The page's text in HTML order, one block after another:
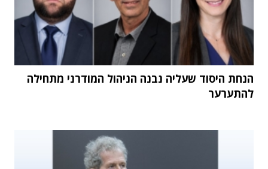
הנחת היסוד שעליה נבנה הניהול המודרני מתחילה
להתערער